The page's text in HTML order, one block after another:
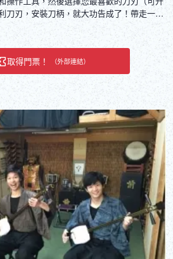
刀刃，安裝刀柄，就大功告成了！帶走一把
房烹飪時，也能想起日本之旅的美好回憶！
取得門票！ （外部連結）